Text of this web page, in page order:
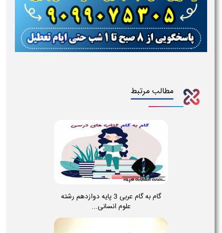
مطالب مرتبط
گام به گام عربی 3 پایه دوازدهم رشته
علوم انسانی...